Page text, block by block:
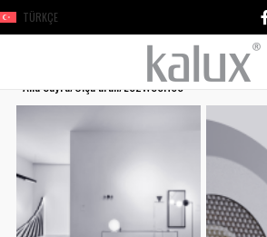
TÜRKÇE
Ana Sayfa Ölçü ürün L32W30H60